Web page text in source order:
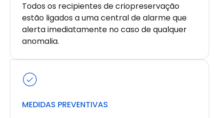
Todos os recipientes de criopreservação
estão ligados a uma central de alarme que
alerta imediatamente no caso de qualquer
anomalia.
MEDIDAS PREVENTIVAS